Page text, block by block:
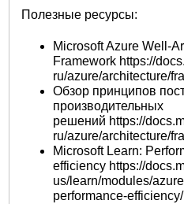
Полезные ресурсы:
Microsoft Azure Well-
Framework https://
ru/azure/architecture/
Обзор принципов
производительных
решений https://
ru/azure/architecture/
Microsoft Learn:
efficiency https://
us/learn/modules/
performance-efficiency/